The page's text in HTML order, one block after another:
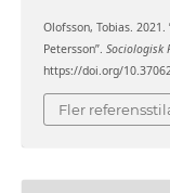
Olofsson, Tobias.
Petersson”. Sociologisk
https://doi.org/
Fler